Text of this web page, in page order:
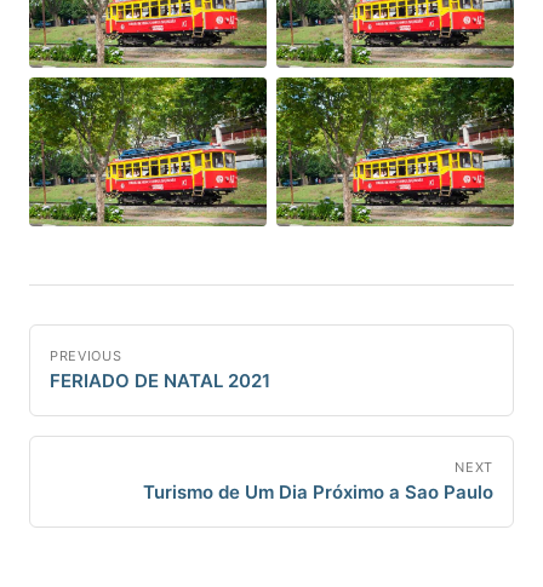
PREVIOUS
FERIADO DE NATAL 2021
NEXT
Turismo de Um Dia Próximo a Sao Paulo